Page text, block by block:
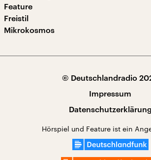
Feature
Freistil
Mikrokosmos
© Deutschlandradio
Impressum
Datenschutzerklärung
Hörspiel und Feature ist ein